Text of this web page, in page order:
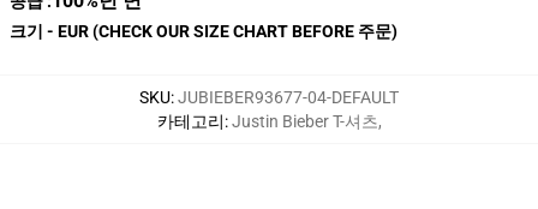
크기 - EUR (CHECK OUR SIZE CHART BEFORE 주문)
SKU:JUBIEBER93677-04-DEFAULT
카테고리:Justin Bieber T-셔츠,